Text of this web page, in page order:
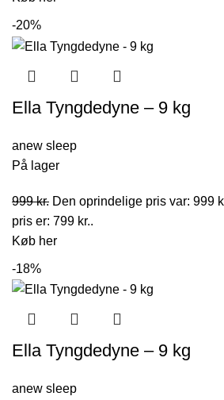
-20%
Ella Tyngdedyne – 9 kg
anew sleep
På lager
999kr. Den oprindelige pris var: 999
pris er: 799 kr..
Køb her
-18%
Ella Tyngdedyne – 9 kg
anew sleep